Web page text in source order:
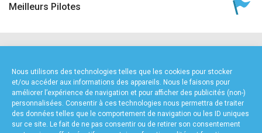
Nous utilisons des technologies telles que les cookies pour stocker
et/ou accéder aux informations des appareils. Nous le faisons pour
améliorer l’expérience de navigation et pour afficher des publicités (non-)
personnalisées. Consentir à ces technologies nous permettra de traiter
des données telles que le comportement de navigation ou les ID uniques
sur ce site. Le fait de ne pas consentir ou de retirer son consentement
Meilleurs Pilotes